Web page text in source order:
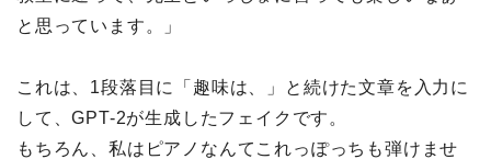
と思っています。」
これは、1段落目に「趣味は、」と続けた文章を入力に
して、GPT-2が生成したフェイクです。
もちろん、私はピアノなんてこれっぽっちも弾けませ